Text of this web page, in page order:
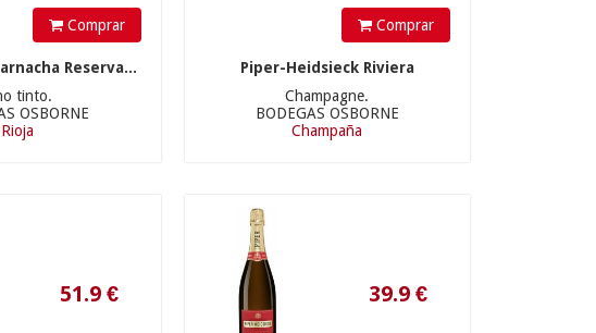
Comprar
Reserva...
tinto.
OSBORNE
Rioja
Comprar
Piper-Heidsieck Riviera
Champagne.
BODEGAS OSBORNE
Champaña